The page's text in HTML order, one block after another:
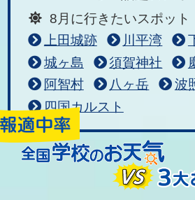
8月に行きたいスポット
上田城跡
川平湾
城ヶ島
須賀神社
阿智村
八ヶ岳
波
四国カルスト